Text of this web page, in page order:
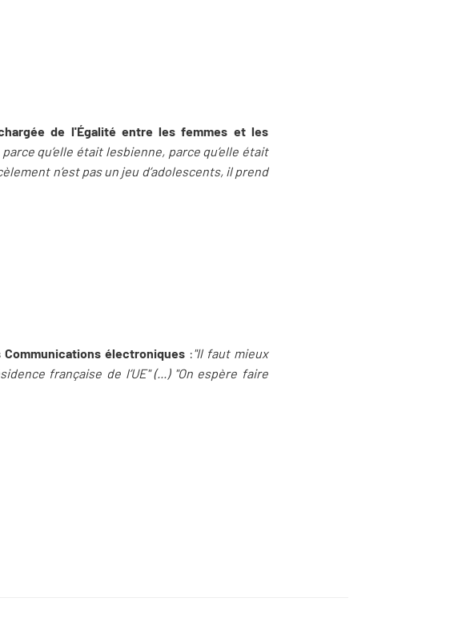
de l'Égalité entre les femmes et les
qu’elle était lesbienne, parce qu’elle était
n’est pas un jeu d’adolescents, il prend
Communications électroniques :"Il faut mieux
française de l’UE" (...) "On espère faire